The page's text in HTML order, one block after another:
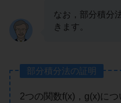
なお，部分積分
きます。
部分積分法の証明
2つの関数f(x)，g(x)につ